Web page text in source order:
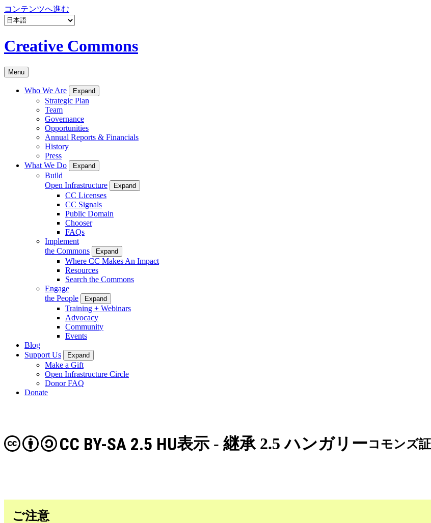
コンテンツへ進む
Creative Commons
Menu
Who We Are Expand
Strategic Plan
Team
Governance
Opportunities
Annual Reports & Financials
History
Press
What We Do
Expand
Build
Open Infrastructure
Expand
CC Licenses
CC Signals
Public Domain
Chooser
FAQs
Implement
the Commons
Expand
Where CC Makes An Impact
Resources
Search the Commons
Engage
the People
Expand
Training + Webinars
Advocacy
Community
Events
Blog
Support Us
Expand
Make a Gift
Open Infrastructure Circle
Donor FAQ
Donate
表示 - 継承 2.5 ハンガリー
CC BY-SA 2.5 HU コモンズ証
ご注意